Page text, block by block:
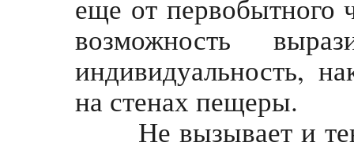
еще от первобытного
возможность
индивидуальность,
на стенах пещеры.
Не вызывает и